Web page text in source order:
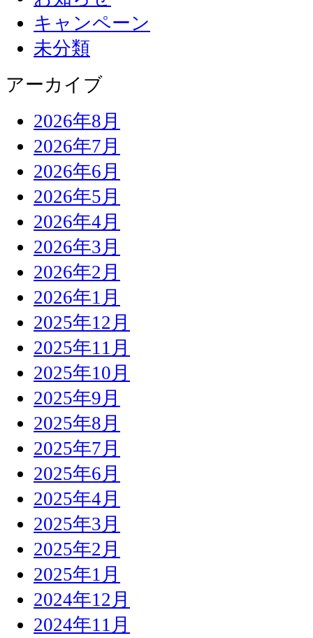
キャンペーン
未分類
アーカイブ
2026年8月
2026年7月
2026年6月
2026年5月
2026年4月
2026年3月
2026年2月
2026年1月
2025年12月
2025年11月
2025年10月
2025年9月
2025年8月
2025年7月
2025年6月
2025年4月
2025年3月
2025年2月
2025年1月
2024年12月
2024年11月